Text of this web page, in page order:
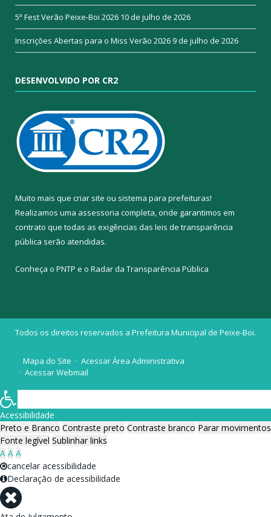
5ª Fest Verão Peixe-Boi 2026 10 de julho de 2026
Inscrições Abertas para o Miss Verão 20269 de julho de 2026
DESENVOLVIDO POR CR2
Muito mais que criar site ou sistema para prefeituras!
Realizamos uma assessoria completa, onde garantimos em
contrato que todas as exigências das leis de transparência
pública serão atendidas.
Conheça o PNTP e o Radar da Transparência Pública
Todos os direitos reservados a Prefeitura Municipal de Peixe-Boi.
Mapa do Site
Acessar Área Administrativa
Acessar Webmail
Acessibilidade
Preto e Branco Contraste preto Contraste branco Parar movimentos
Fonte legível Sublinhar links
A A A
cancelar acessibilidade
Declaração de acessibilidade